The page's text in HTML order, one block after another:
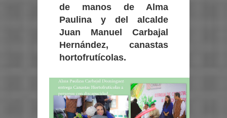
de manos de Alma
Paulina y del alcalde
Juan Manuel Carbajal
Hernández, canastas
hortofrutícolas.